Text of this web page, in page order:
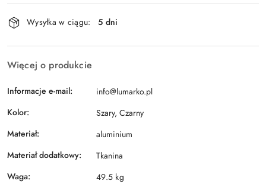
Dostępność
i
dostawa
Wysyłka w ciągu: 5 dni
Więcej o produkcie
Informacje e-mail:
info@lumarko.pl
Kolor:
Szary, Czarny
Materiał:
aluminium
Materiał dodatkowy:
Tkanina
Waga:
49.5 kg